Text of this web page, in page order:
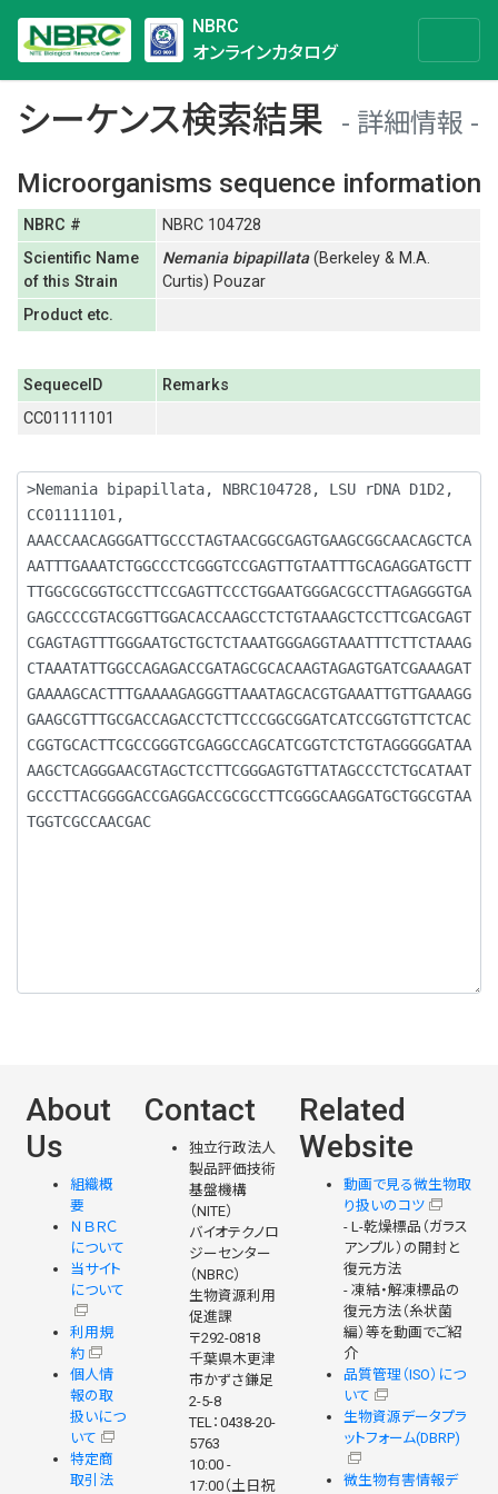
NBRC
オンラインカタログ
シーケンス検索結果
詳細情報
Microorganisms sequence information
NBRC #
NBRC 104728
Scientific Name
of this Strain
Nemania bipapillata(Berkeley & M.A.
Curtis) Pouzar
Product etc.
SequeceID
Remarks
CC01111101
About
Us
組織概
要
ＮＢＲＣ
について
当サイト
について
利用規
約
個人情
報の取
扱いにつ
いて
特定商
取引法
Contact
独立行政法人
製品評価技術
基盤機構
（NITE）
バイオテクノロ
ジーセンター
（NBRC）
生物資源利用
促進課
〒292-0818
千葉県木更津
市かずさ鎌足
2-5-8
TEL：0438-20-
5763
10:00 -
17:00（土日祝
Related
Website
動画で見る微生物取
り扱いのコツ
- L-乾燥標品（ガラス
アンプル）の開封と
復元方法
- 凍結・解凍標品の
復元方法（糸状菌
編）等を動画でご紹
介
品質管理（ISO）につ
いて
生物資源データプラ
ットフォーム(DBRP)
微生物有害情報デ